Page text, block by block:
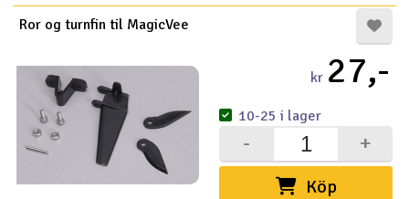
Flygplan
Kamerautrustning
Modellbygg- och byggsatser
Ror og turnfin til MagicVee
kr 27,-
Köp
+
-
10-25 i lager